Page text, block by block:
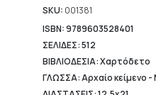
17,76 €.
SKU: 001381
ISBN: 9789603528401
ΣΕΛΙΔΕΣ: 512
ΒΙΒΛΙΟΔΕΣΙΑ: Χαρτόδετο
ΓΛΩΣΣΑ: Αρχαίο κείμενο